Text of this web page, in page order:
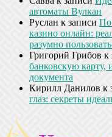
автоматы Вулкан
Руслан к записи
казино онлайн:
разумно
Григорий Грибов к
банковскую карту,
документа
Кирилл Данилов к
глаз: секреты